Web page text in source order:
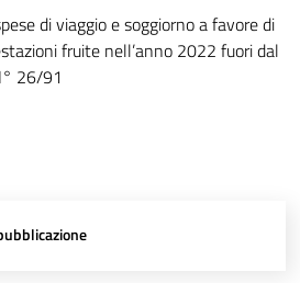
di viaggio e soggiorno a favore di
fruite nell’anno 2022 fuori dal
26/91